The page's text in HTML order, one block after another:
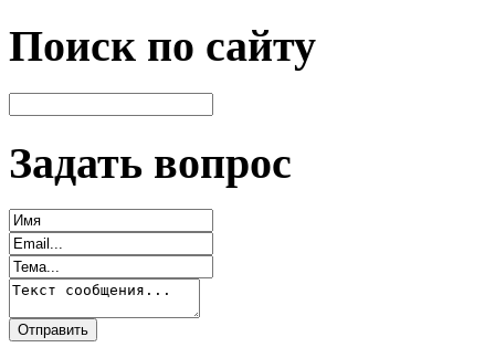
Поиск по сайту
Задать вопрос